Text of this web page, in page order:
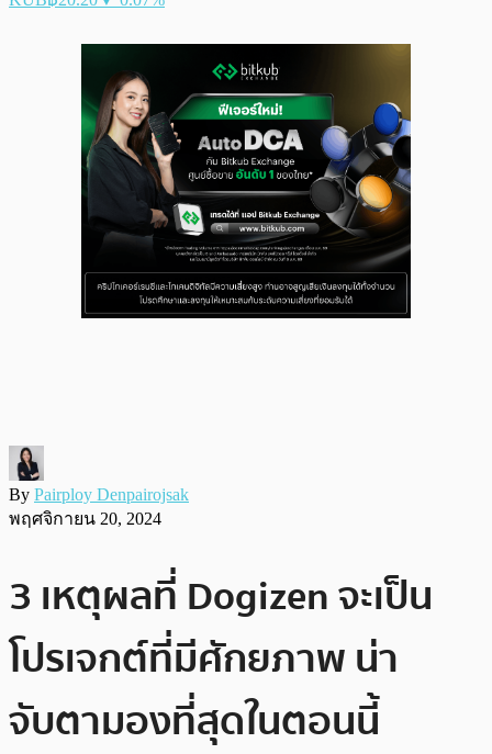
By Pairploy Denpairojsak
พฤศจิกายน 20, 2024
3 เหตุผลที่ Dogizen จะเป็น
โปรเจกต์ที่มีศักยภาพ น่า
จับตามองที่สุดในตอนนี้